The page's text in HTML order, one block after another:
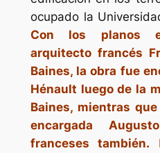
ocupado la
Con los planos
arquitecto francés
Baines, la obra fue
Hénault luego de la
Baines, mientras
encargada
franceses también.